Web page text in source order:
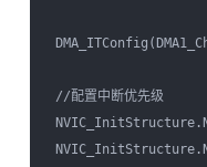
//配置中断优先级